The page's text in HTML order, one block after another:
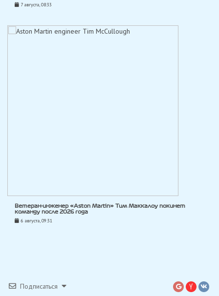
7 августа, 08:33
Ветеран-инженер «Aston Martin» Тим Маккалоу покинет
команду после 2026 года
6 августа, 09:31
Подписаться